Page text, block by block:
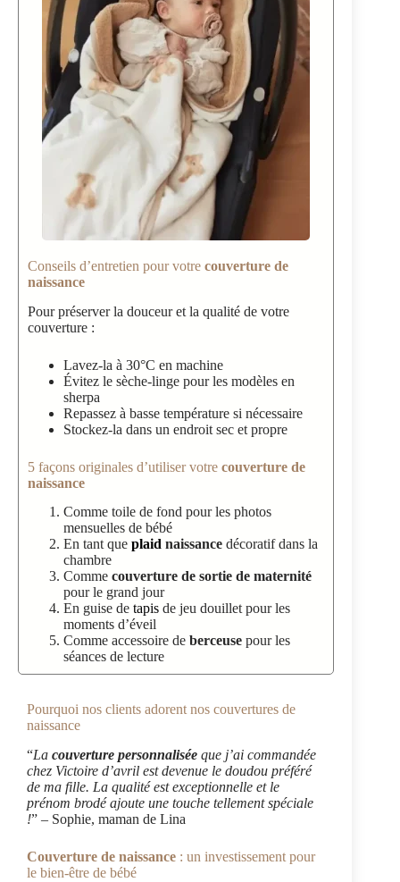
Conseils d’entretien pour votre couverture de
naissance
Pour préserver la douceur et la qualité de votre
couverture :
Lavez-la à 30°C en machine
Évitez le sèche-linge pour les modèles en
sherpa
Repassez à basse température si nécessaire
Stockez-la dans un endroit sec et propre
5 façons originales d’utiliser votre couverture de
naissance
Comme toile de fond pour les photos
mensuelles de bébé
En tant que plaid naissance décoratif dans la
chambre
Comme couverture de sortie de maternité
pour le grand jour
En guise de tapis de jeu douillet pour les
moments d’éveil
Comme accessoire de berceuse pour les
séances de lecture
Pourquoi nos clients adorent nos couvertures de
naissance
“La couverture personnalisée que j’ai commandée
chez Victoire d’avril est devenue le doudou préféré
de ma fille. La qualité est exceptionnelle et le
prénom brodé ajoute une touche tellement spéciale
!” – Sophie, maman de Lina
Couverture de naissance : un investissement pour
le bien-être de bébé